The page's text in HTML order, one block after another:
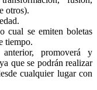
otros).
cual se emiten boletas
tiempo.
promoverá y
que se podrán realizar
cualquier lugar con